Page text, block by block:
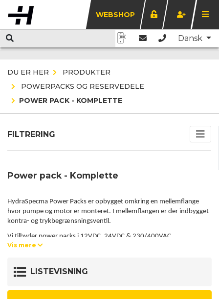
WEBSHOP
Dansk
DU ER HER
PRODUKTER
POWERPACKS OG RESERVEDELE
POWER PACK - KOMPLETTE
FILTRERING
Power pack - Komplette
HydraSpecma Power Packs er opbygget omkring en mellemflange
hvor pumpe og motor er monteret. I mellemflangen er der indbygget
kontra- og trykbegrænsningsventil.
Vi tilbyder power packs i 12VDC, 24VDC & 230/400VAC.
Alle Power Packs bliver afprøvet og ventilerne funktionstestes.
Vis mere
LISTEVISNING